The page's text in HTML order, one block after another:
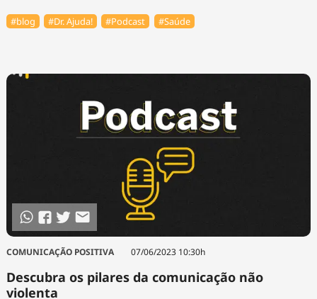
#blog #Dr. Ajuda! #Podcast #Saúde
COMUNICAÇÃO POSITIVA 07/06/2023 10:30h
Descubra os pilares da comunicação não
violenta